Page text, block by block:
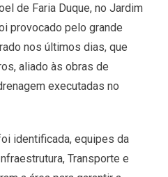
de Faria Duque, no Jardim
provocado pelo grande
nos últimos dias, que
aliado às obras de
executadas no
identificada, equipes da
Transporte e